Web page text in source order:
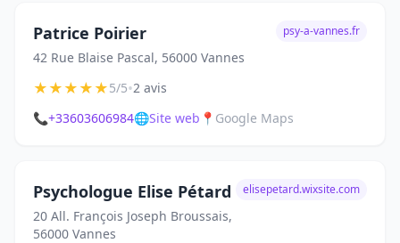
Patrice Poirier
42 Rue Blaise Pascal, 56000 Vannes
psy-a-vannes.fr
★★★★★5/5•2 avis
📞+33603606984🌐Site web 📍 Google Maps
Psychologue Elise Pétard
20 All. François Joseph Broussais,
56000 Vannes
elisepetard.wixsite.com